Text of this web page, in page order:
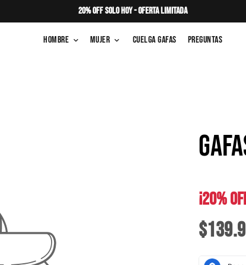
20% OFF SOLO HOY - OFERTA LIMITADA
Hombre keyboard_arrow_down Mujer keyboard_arrow_down Cuelga Gafas Preguntas
¡20%